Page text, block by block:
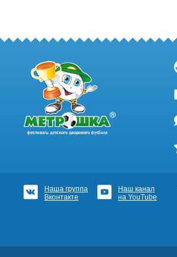
Наша группа
Вконтакте
Наш канал
на YouTube